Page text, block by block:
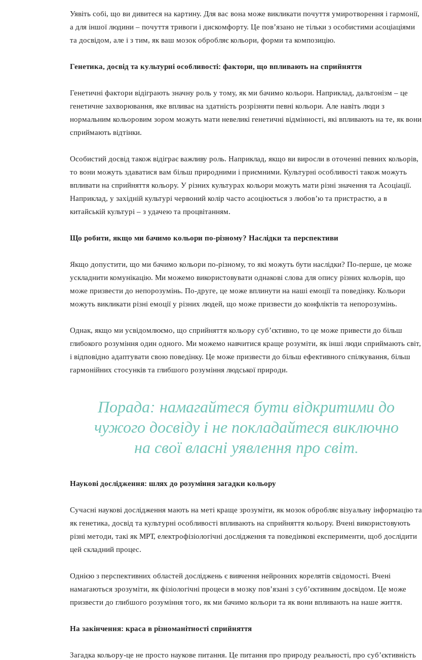
Уявіть собі, що ви дивитеся на картину. Для вас вона може викликати почуття умиротворення і гармонії,
а для іншої людини – почуття тривоги і дискомфорту. Це пов’язано не тільки з особистими асоціаціями
та досвідом, але і з тим, як ваш мозок обробляє кольори, форми та композицію.
Генетика, досвід та культурні особливості: фактори, що впливають на сприйняття
Генетичні фактори відіграють значну роль у тому, як ми бачимо кольори. Наприклад, дальтонізм – це
генетичне захворювання, яке впливає на здатність розрізняти певні кольори. Але навіть люди з
нормальним кольоровим зором можуть мати невеликі генетичні відмінності, які впливають на те, як вони
сприймають відтінки.
Особистий досвід також відіграє важливу роль. Наприклад, якщо ви виросли в оточенні певних кольорів,
то вони можуть здаватися вам більш природними і приємними. Культурні особливості також можуть
впливати на сприйняття кольору. У різних культурах кольори можуть мати різні значення та Асоціації.
Наприклад, у західній культурі червоний колір часто асоціюється з любов’ю та пристрастю, а в
китайській культурі – з удачею та процвітанням.
Що робити, якщо ми бачимо кольори по-різному? Наслідки та перспективи
Якщо допустити, що ми бачимо кольори по-різному, то які можуть бути наслідки? По-перше, це може
ускладнити комунікацію. Ми можемо використовувати однакові слова для опису різних кольорів, що
може призвести до непорозумінь. По-друге, це може вплинути на наші емоції та поведінку. Кольори
можуть викликати різні емоції у різних людей, що може призвести до конфліктів та непорозумінь.
Однак, якщо ми усвідомлюємо, що сприйняття кольору суб’єктивно, то це може привести до більш
глибокого розуміння один одного. Ми можемо навчитися краще розуміти, як інші люди сприймають світ,
і відповідно адаптувати свою поведінку. Це може призвести до більш ефективного спілкування, більш
гармонійних стосунків та глибшого розуміння людської природи.
Порада: намагайтеся бути відкритими до
чужого досвіду і не покладайтеся виключно
на свої власні уявлення про світ.
Наукові дослідження: шлях до розуміння загадки кольору
Сучасні наукові дослідження мають на меті краще зрозуміти, як мозок обробляє візуальну інформацію та
як генетика, досвід та культурні особливості впливають на сприйняття кольору. Вчені використовують
різні методи, такі як МРТ, електрофізіологічні дослідження та поведінкові експерименти, щоб дослідити
цей складний процес.
Однією з перспективних областей досліджень є вивчення нейронних корелятів свідомості. Вчені
намагаються зрозуміти, як фізіологічні процеси в мозку пов’язані з суб’єктивним досвідом. Це може
призвести до глибшого розуміння того, як ми бачимо кольори та як вони впливають на наше життя.
На закінчення: краса в різноманітності сприйняття
Загадка кольору-це не просто наукове питання. Це питання про природу реальності, про суб’єктивність